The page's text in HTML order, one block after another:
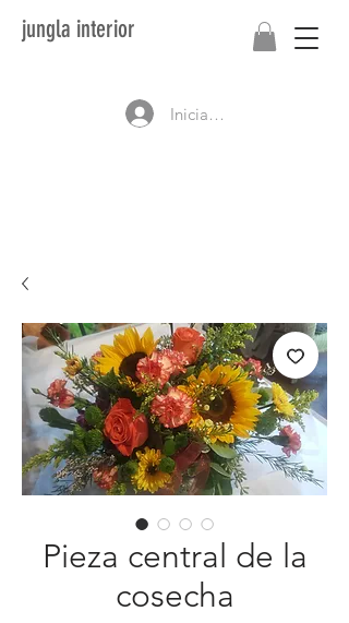
jungla interior
Iniciar sesión
Pieza central de la
cosecha